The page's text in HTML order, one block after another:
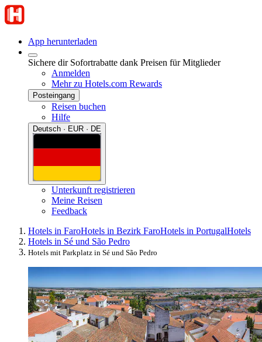
App herunterladen
Sichere dir Sofortrabatte dank Preisen für Mitglieder
Anmelden
Mehr zu Hotels.com Rewards
Posteingang
Reisen buchen
Hilfe
Deutsch · EUR · DE
Unterkunft registrieren
Meine Reisen
Feedback
Hotels in FaroHotels in Bezirk FaroHotels in PortugalHotels
Hotels in Sé und São Pedro
Hotels mit Parkplatz in Sé und São Pedro